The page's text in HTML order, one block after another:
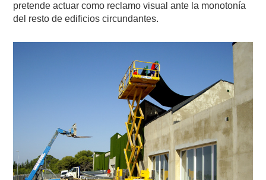
pretende actuar como reclamo visual ante la monotonía
del resto de edificios circundantes.